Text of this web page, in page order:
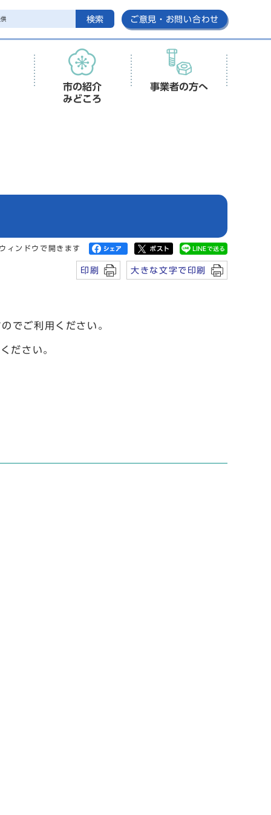
検索 ご意見・お問い合わせ
市の紹介
みどころ
事業者の方へ
ィンドウで開きます
印刷 大きな文字で印刷
でご利用ください。
ださい。